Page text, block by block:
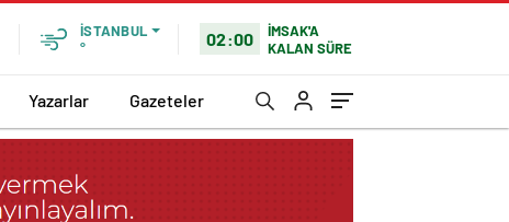
İSTANBUL
°
02:00
İMSAK'A
KALAN SÜRE
Yazarlar Gazeteler